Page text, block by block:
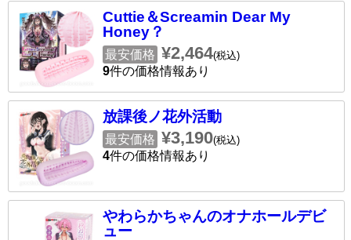
Cuttie＆Screamin Dear My
Honey？
最安価格 ¥2,464(税込)
9件の価格情報あり
放課後ノ花外活動
最安価格 ¥3,190(税込)
4件の価格情報あり
やわらかちゃんのオナホールデビ
ュー